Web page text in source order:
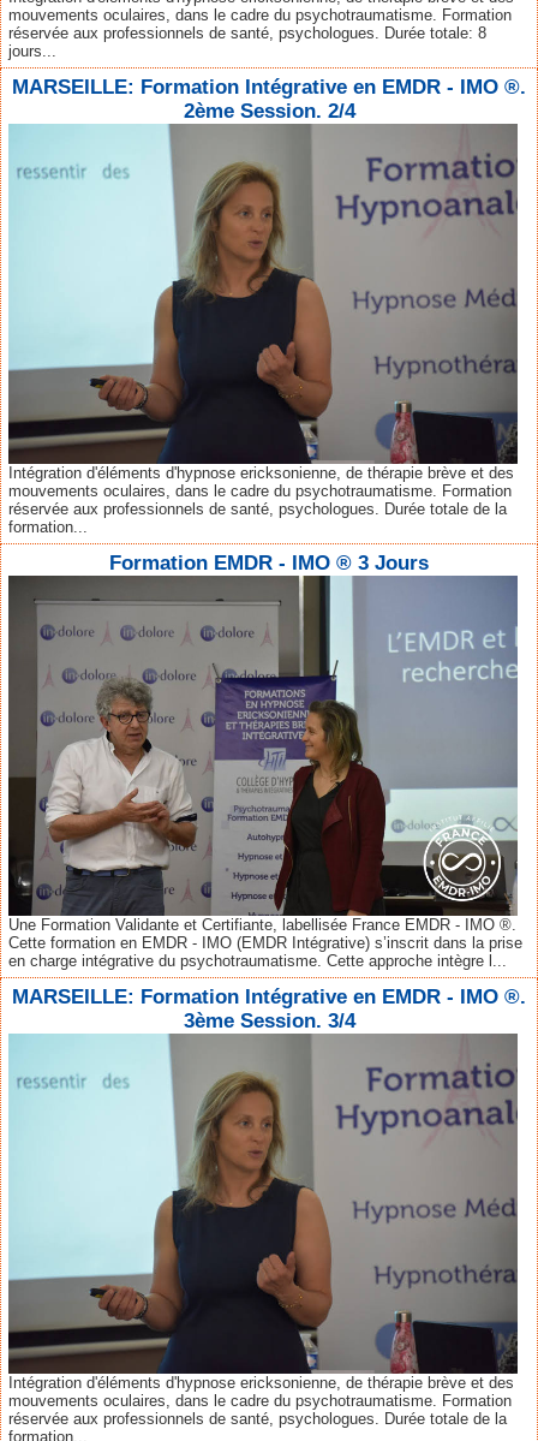
mouvements oculaires, dans le cadre du psychotraumatisme. Formation
réservée aux professionnels de santé, psychologues. Durée totale: 8
jours...
MARSEILLE: Formation Intégrative en EMDR - IMO ®.
2ème Session. 2/4
Intégration d'éléments d'hypnose ericksonienne, de thérapie brève et des
mouvements oculaires, dans le cadre du psychotraumatisme. Formation
réservée aux professionnels de santé, psychologues. Durée totale de la
formation...
Formation EMDR - IMO ® 3 Jours
Une Formation Validante et Certifiante, labellisée France EMDR - IMO ®.
Cette formation en EMDR - IMO (EMDR Intégrative) s’inscrit dans la prise
en charge intégrative du psychotraumatisme. Cette approche intègre l...
MARSEILLE: Formation Intégrative en EMDR - IMO ®.
3ème Session. 3/4
Intégration d'éléments d'hypnose ericksonienne, de thérapie brève et des
mouvements oculaires, dans le cadre du psychotraumatisme. Formation
réservée aux professionnels de santé, psychologues. Durée totale de la
formation...